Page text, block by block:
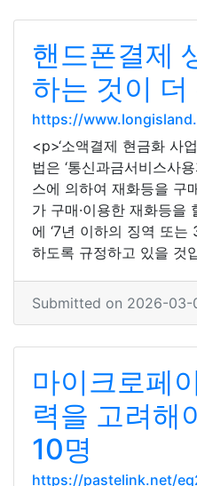
핸드폰결제
하는 것이 더
https://
<p>‘소액결제 현금화 사
법은 ‘통신과금서비스사
스에 의하여 재화등을 구
가 구매·이용한 재화등을
에 ‘7년 이하의 징역 또
하도록 규정하고 있을 것
Submitted on 2026-03-
마이크로페
력을 고려해
10명
https://pastelink.net/